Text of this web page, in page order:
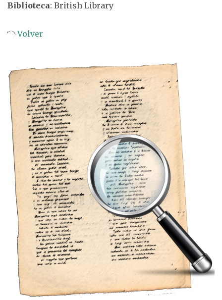
Biblioteca: British Library
Volver